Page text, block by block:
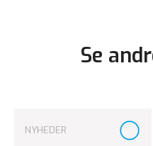
Se
NYHEDER